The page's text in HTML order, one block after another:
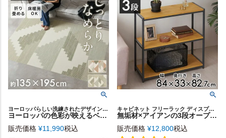
ヨーロッパらしい洗練されたデザインと美しい発色が魅力のRAGOLLEモケット織りラグ
ヨーロッパの色彩が映えるベルギー製モケット織ジオメトリックラグ 約135×195cm [84391]
販売価格 ¥11,990税込
キャビネット フリーラック ディスプレイラック サイドボード
無垢材×アイアンの3段オープンラック Hus 幅84cm [84104]
販売価格 ¥12,800税込